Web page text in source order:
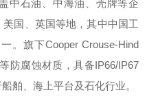
中石油、中海油、壳牌等企
国、英国等地，其中中国工
。旗下Cooper Crouse-Hind
防腐蚀材质，具备IP66/IP67
舶、海上平台及石化行业。